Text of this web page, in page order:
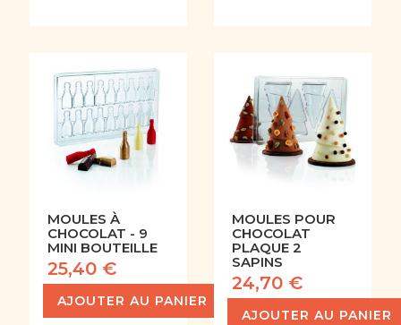
MOULES À
CHOCOLAT - 9
MINI BOUTEILLE
25,40 €
AJOUTER AU PANIER
MOULES POUR
CHOCOLAT
PLAQUE 2
SAPINS
24,70 €
AJOUTER AU PANIER